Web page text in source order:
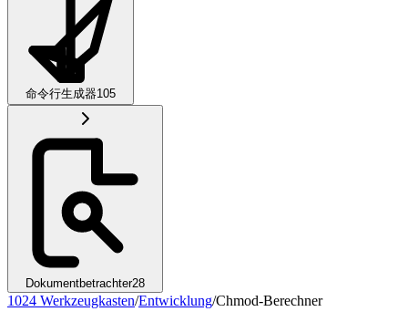
命令行生成器105
Dokumentbetrachter28
1024 Werkzeugkasten/Entwicklung/Chmod-Berechner